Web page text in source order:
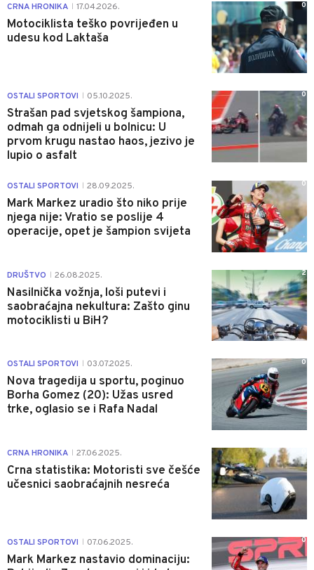
CRNA HRONIKA 17.04.2026.
Motociklista teško povrijeđen u
udesu kod Laktaša
0
OSTALI SPORTOVI 05.10.2025.
Strašan pad svjetskog šampiona,
odmah ga odnijeli u bolnicu: U
prvom krugu nastao haos, jezivo je
lupio o asfalt
0
OSTALI SPORTOVI 28.09.2025.
Mark Markez uradio što niko prije
njega nije: Vratio se poslije 4
operacije, opet je šampion svijeta
0
DRUŠTVO 26.08.2025.
Nasilnička vožnja, loši putevi i
saobraćajna nekultura: Zašto ginu
motociklisti u BiH?
2
OSTALI SPORTOVI 03.07.2025.
Nova tragedija u sportu, poginuo
Borha Gomez (20): Užas usred
trke, oglasio se i Rafa Nadal
0
CRNA HRONIKA 27.06.2025.
Crna statistika: Motoristi sve češće
učesnici saobraćajnih nesreća
OSTALI SPORTOVI 07.06.2025.
Mark Markez nastavio dominaciju:
0